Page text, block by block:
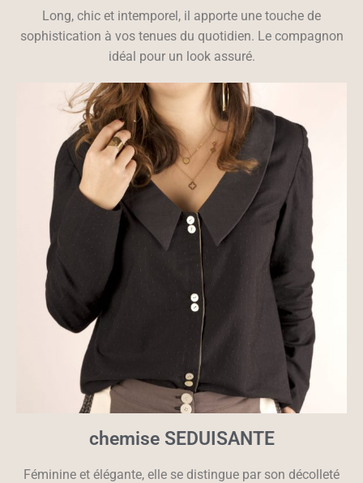
Long, chic et intemporel, il apporte une touche de
sophistication à vos tenues du quotidien. Le compagnon
idéal pour un look assuré.
chemise SEDUISANTE
Féminine et élégante, elle se distingue par son décolleté